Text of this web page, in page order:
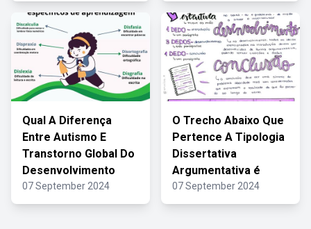
Qual A Diferença
Entre Autismo E
Transtorno Global Do
Desenvolvimento
07 September 2024
O Trecho Abaixo Que
Pertence A Tipologia
Dissertativa
Argumentativa é
07 September 2024